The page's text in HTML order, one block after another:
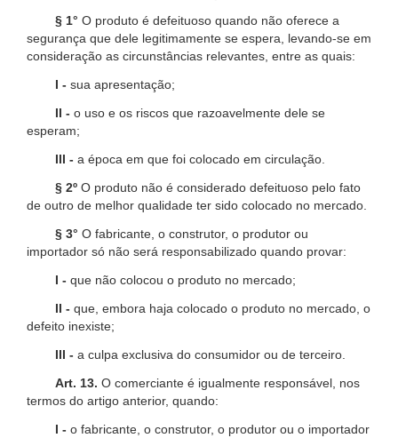
§ 1° O produto é defeituoso quando não oferece a
segurança que dele legitimamente se espera, levando-se em
consideração as circunstâncias relevantes, entre as quais:
I - sua apresentação;
II - o uso e os riscos que razoavelmente dele se
esperam;
III - a época em que foi colocado em circulação.
§ 2º O produto não é considerado defeituoso pelo fato
de outro de melhor qualidade ter sido colocado no mercado.
§ 3° O fabricante, o construtor, o produtor ou
importador só não será responsabilizado quando provar:
I - que não colocou o produto no mercado;
II - que, embora haja colocado o produto no mercado, o
defeito inexiste;
III - a culpa exclusiva do consumidor ou de terceiro.
Art. 13. O comerciante é igualmente responsável, nos
termos do artigo anterior, quando:
I - o fabricante, o construtor, o produtor ou o importador